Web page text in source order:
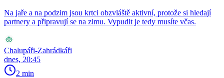
Na jaře a na podzim jsou krtci obzvláště aktivní, protože si hledají
partnery a připravují se na zimu. Vypudit je tedy musíte včas.
Chalupáři-Zahrádkáři
dnes, 20:45
2 min